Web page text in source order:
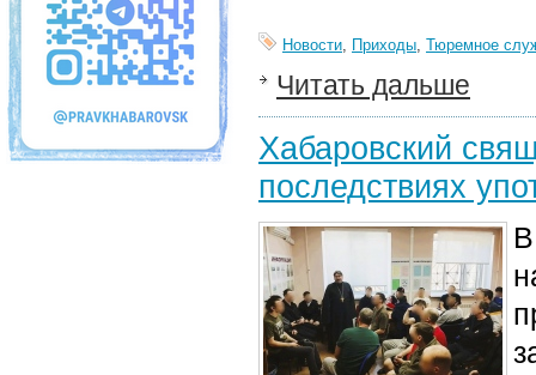
Новости, Приходы, Тюремное
Читать дальше
Хабаровский
последствиях